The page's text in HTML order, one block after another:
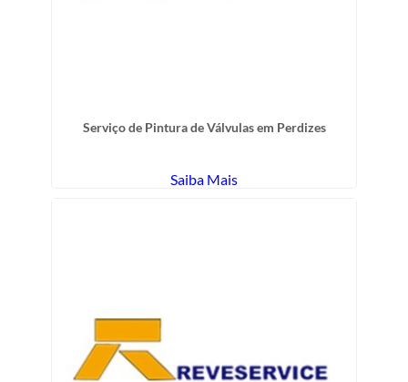
Serviço de Pintura de Válvulas em Perdizes
Saiba Mais